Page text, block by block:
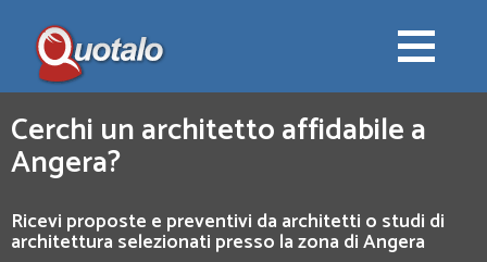
Cerchi un architetto affidabile a
Angera?
Ricevi proposte e preventivi da architetti o studi di
architettura selezionati presso la zona di Angera